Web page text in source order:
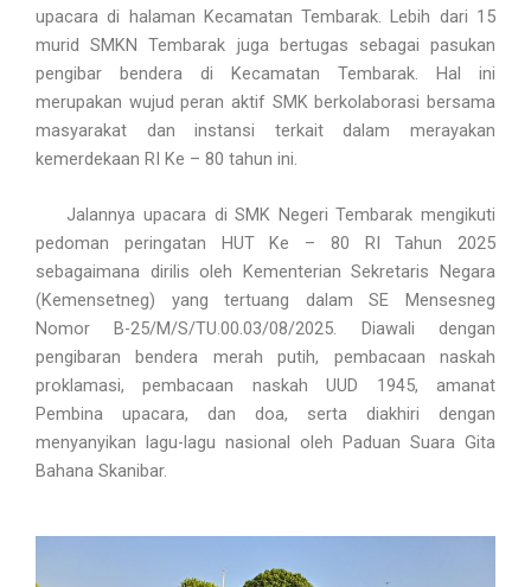
upacara di halaman Kecamatan Tembarak. Lebih dari 15
murid SMKN Tembarak juga bertugas sebagai pasukan
pengibar bendera di Kecamatan Tembarak. Hal ini
merupakan wujud peran aktif SMK berkolaborasi bersama
masyarakat dan instansi terkait dalam merayakan
kemerdekaan RI Ke – 80 tahun ini.
Jalannya upacara di SMK Negeri Tembarak mengikuti
pedoman peringatan HUT Ke – 80 RI Tahun 2025
sebagaimana dirilis oleh Kementerian Sekretaris Negara
(Kemensetneg) yang tertuang dalam SE Mensesneg
Nomor B-25/M/S/TU.00.03/08/2025. Diawali dengan
pengibaran bendera merah putih, pembacaan naskah
proklamasi, pembacaan naskah UUD 1945, amanat
Pembina upacara, dan doa, serta diakhiri dengan
menyanyikan lagu-lagu nasional oleh Paduan Suara Gita
Bahana Skanibar.